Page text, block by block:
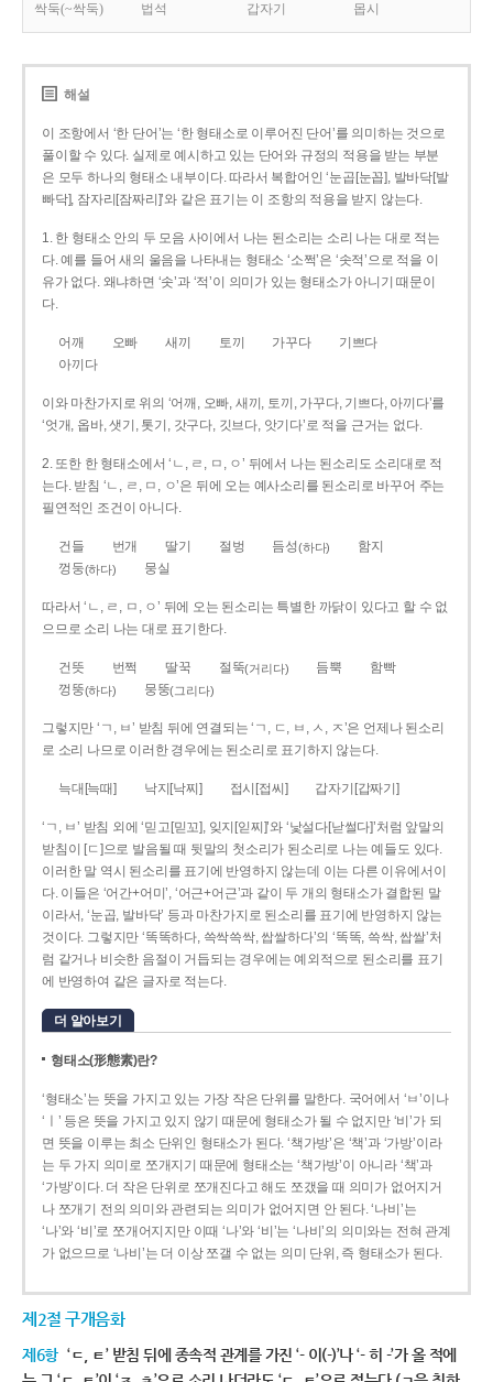
싹둑(~싹둑)
법석 갑자기 몹시
해설
이 조항에서 ‘한 단어’는 ‘한 형태소로 이루어진 단어’를 의미하는 것으로
풀이할 수 있다. 실제로 예시하고 있는 단어와 규정의 적용을 받는 부분
은 모두 하나의 형태소 내부이다. 따라서 복합어인 ‘눈곱[눈꼽], 발바닥[발
빠닥], 잠자리[잠짜리]’와 같은 표기는 이 조항의 적용을 받지 않는다.
1. 한 형태소 안의 두 모음 사이에서 나는 된소리는 소리 나는 대로 적는
다. 예를 들어 새의 울음을 나타내는 형태소 ‘소쩍’은 ‘솟적’으로 적을 이
유가 없다. 왜냐하면 ‘솟’과 ‘적’이 의미가 있는 형태소가 아니기 때문이
다.
어깨 오빠 새끼 토끼 가꾸다
기쁘다
아끼다
이와 마찬가지로 위의 ‘어깨, 오빠, 새끼, 토끼, 가꾸다, 기쁘다, 아끼다’를
‘엇개, 옵바, 샛기, 톳기, 갓구다, 깃브다, 앗기다’로 적을 근거는 없다.
2. 또한 한 형태소에서 ‘ㄴ, ㄹ, ㅁ, ㅇ’ 뒤에서 나는 된소리도 소리대로 적
는다. 받침 ‘ㄴ, ㄹ, ㅁ, ㅇ’은 뒤에 오는 예사소리를 된소리로 바꾸어 주는
필연적인 조건이 아니다.
건들 번개 딸기 절벙 듬성(하다)
함지
껑둥(하다) 뭉실
따라서 ‘ㄴ, ㄹ, ㅁ, ㅇ’ 뒤에 오는 된소리는 특별한 까닭이 있다고 할 수 없
으므로 소리 나는 대로 표기한다.
건뜻 번쩍 딸꾹 절뚝(거리다) 듬뿍
함빡
껑뚱(하다) 뭉뚱(그리다)
그렇지만 ‘ㄱ, ㅂ’ 받침 뒤에 연결되는 ‘ㄱ, ㄷ, ㅂ, ㅅ, ㅈ’은 언제나 된소리
로 소리 나므로 이러한 경우에는 된소리로 표기하지 않는다.
늑대[늑때] 낙지[낙찌] 접시[접씨] 갑자기[갑짜기]
‘ㄱ, ㅂ’ 받침 외에 ‘믿고[믿꼬], 잊지[읻찌]’와 ‘낯설다[낟썰다]’처럼 앞말의
받침이 [ㄷ]으로 발음될 때 뒷말의 첫소리가 된소리로 나는 예들도 있다.
이러한 말 역시 된소리를 표기에 반영하지 않는데 이는 다른 이유에서이
다. 이들은 ‘어간+어미’, ‘어근+어근’과 같이 두 개의 형태소가 결합된 말
이라서, ‘눈곱, 발바닥’ 등과 마찬가지로 된소리를 표기에 반영하지 않는
것이다. 그렇지만 ‘똑똑하다, 쓱싹쓱싹, 쌉쌀하다’의 ‘똑똑, 쓱싹, 쌉쌀’처
럼 같거나 비슷한 음절이 거듭되는 경우에는 예외적으로 된소리를 표기
에 반영하여 같은 글자로 적는다.
더 알아보기
형태소(形態素)란?
‘형태소’는 뜻을 가지고 있는 가장 작은 단위를 말한다. 국어에서 ‘ㅂ’이나
‘ㅣ’ 등은 뜻을 가지고 있지 않기 때문에 형태소가 될 수 없지만 ‘비’가 되
면 뜻을 이루는 최소 단위인 형태소가 된다. ‘책가방’은 ‘책’과 ‘가방’이라
는 두 가지 의미로 쪼개지기 때문에 형태소는 ‘책가방’이 아니라 ‘책’과
‘가방’이다. 더 작은 단위로 쪼개진다고 해도 쪼갰을 때 의미가 없어지거
나 쪼개기 전의 의미와 관련되는 의미가 없어지면 안 된다. ‘나비’는
‘나’와 ‘비’로 쪼개어지지만 이때 ‘나’와 ‘비’는 ‘나비’의 의미와는 전혀 관계
가 없으므로 ‘나비’는 더 이상 쪼갤 수 없는 의미 단위, 즉 형태소가 된다.
제2절 구개음화
제6항 ‘ㄷ, ㅌ’ 받침 뒤에 종속적 관계를 가진 ‘- 이(-)’나 ‘- 히 -’가 올 적에